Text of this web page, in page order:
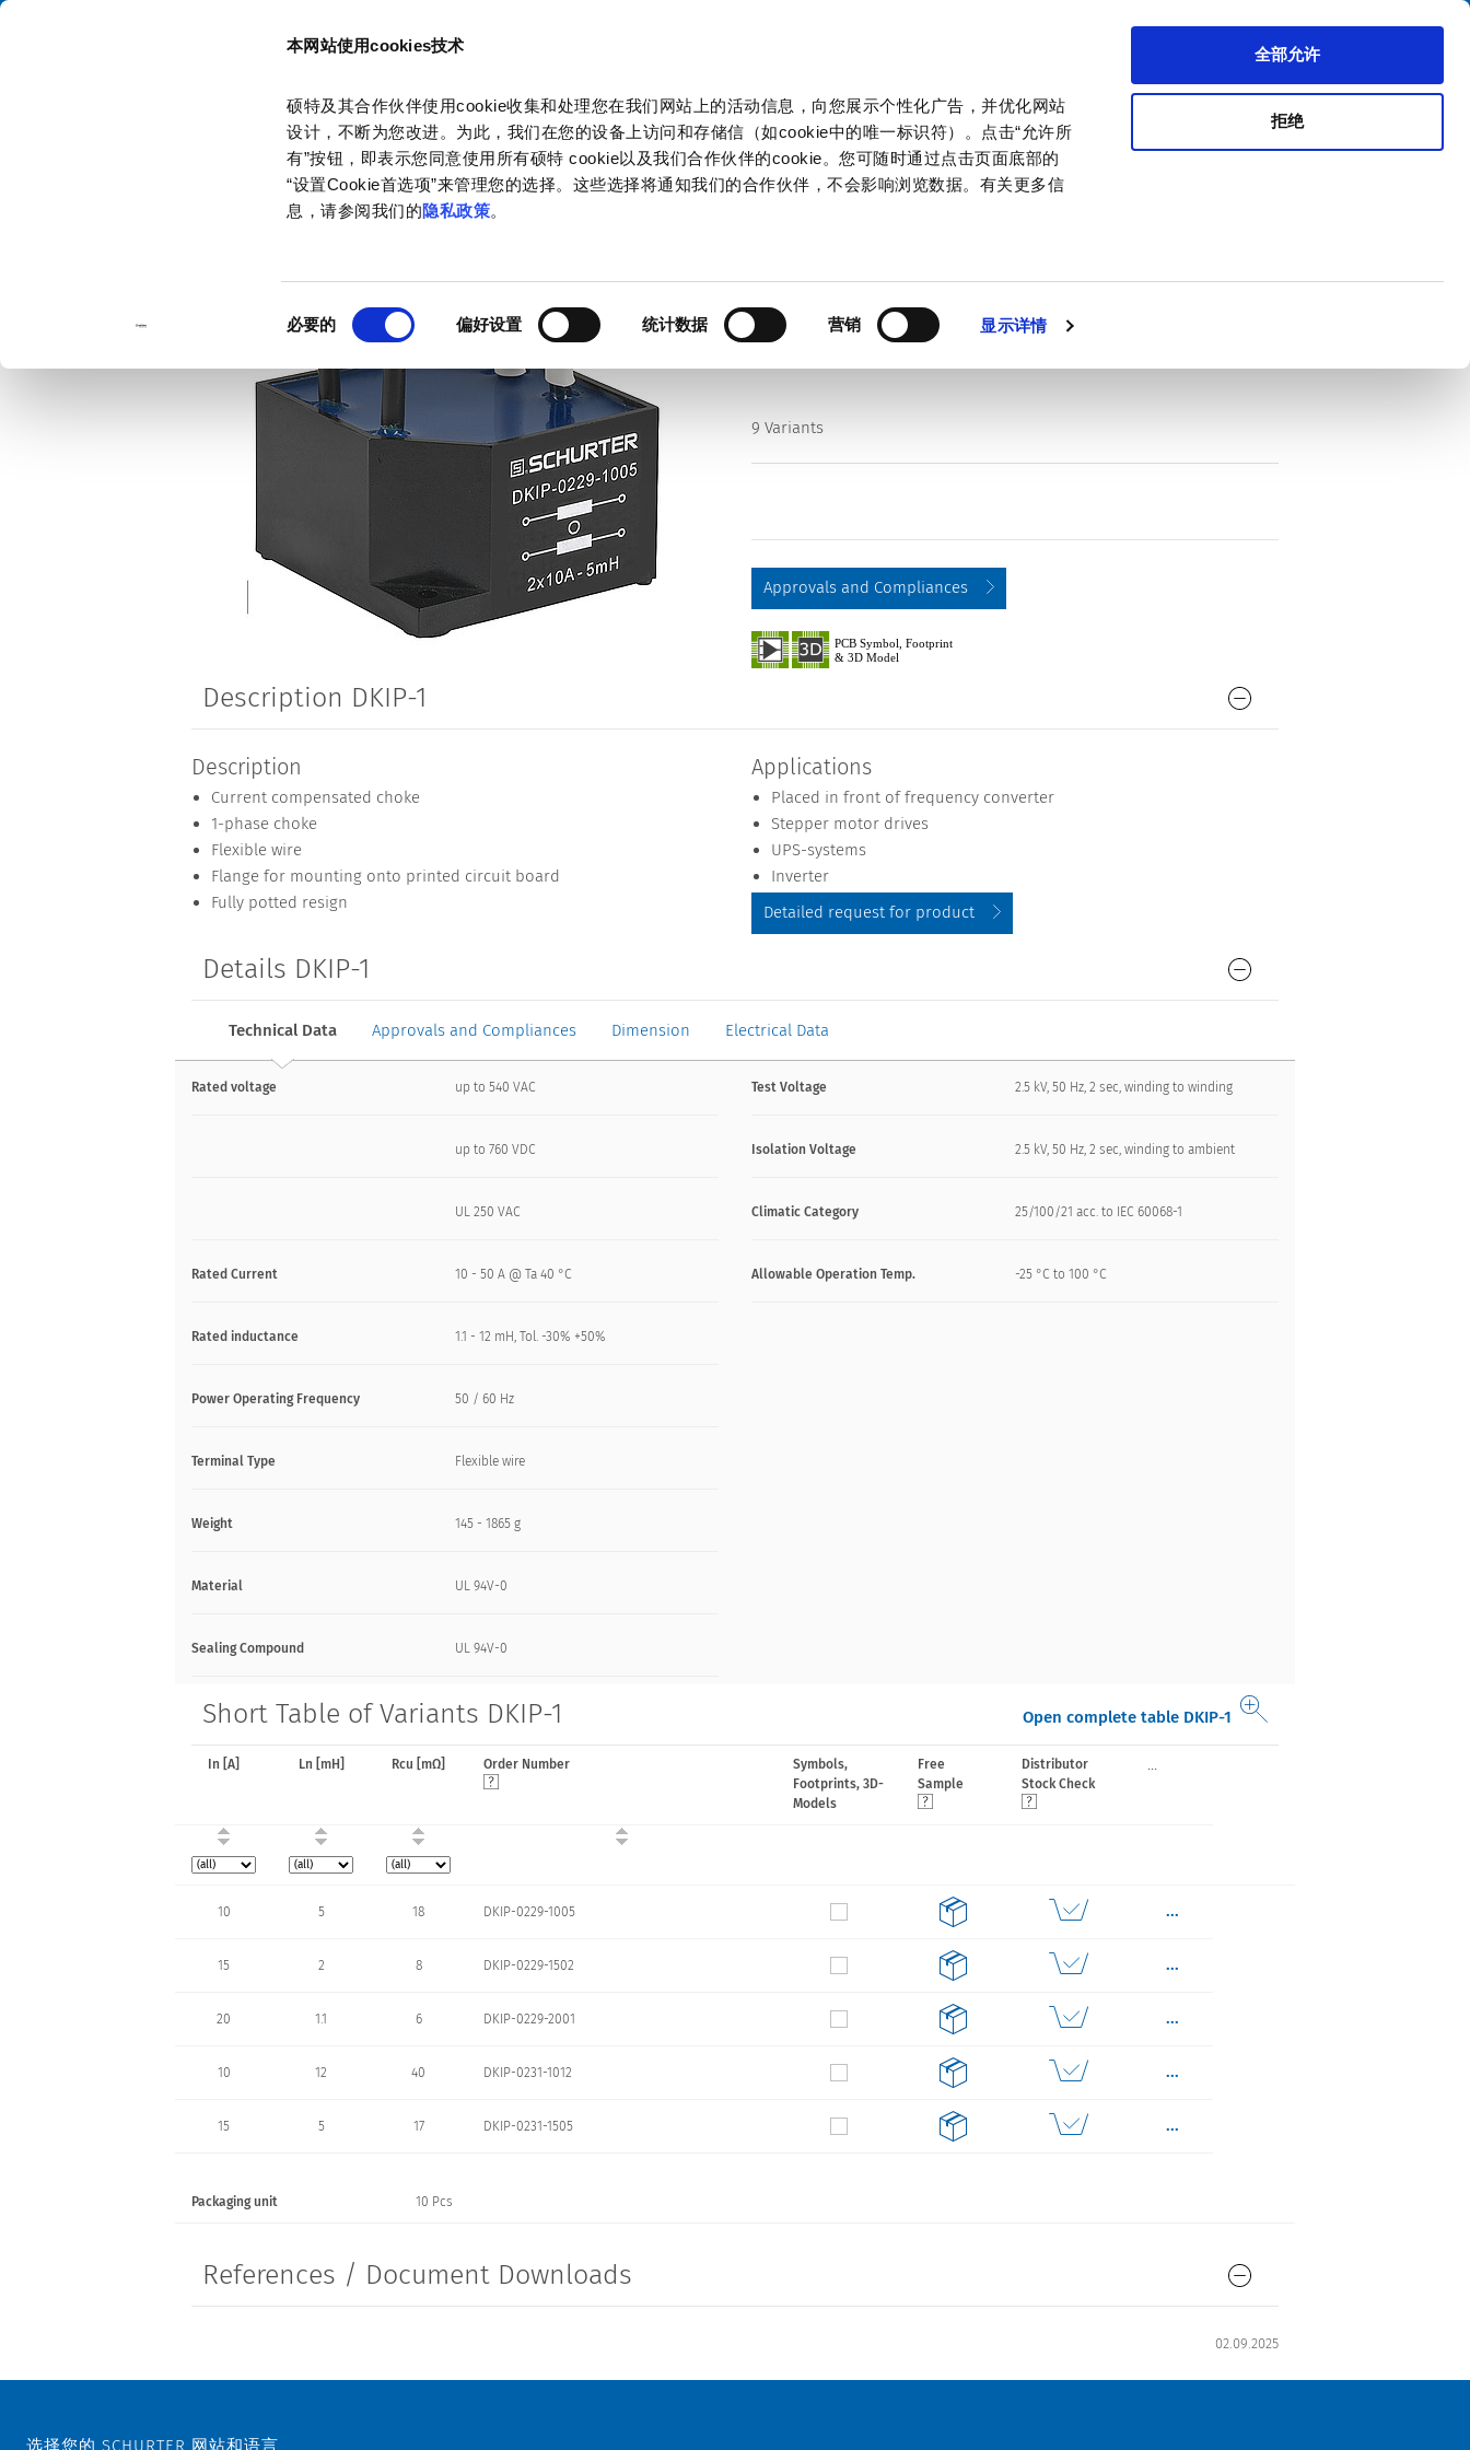
本网站使用cookies技术
硕特及其合作伙伴使用cookie收集和处理您在我们网站上的活动信息，向您展示个性化广告，并优化网站
设计，不断为您改进。为此，我们在您的设备上访问和存储信（如cookie中的唯一标识符）。点击“允许所
有”按钮，即表示您同意使用所有硕特 cookie以及我们合作伙伴的cookie。您可随时通过点击页面底部的
“设置Cookie首选项”来管理您的选择。这些选择将通知我们的合作伙伴，不会影响浏览数据。有关更多信
息，请参阅我们的隐私政策。
意
择
必要的 偏好设置 统计数据 营销 显示详情
全部允许
拒绝
目录 联系我们
Suppression Chokes DKIP-1
Series
9 Variants
Approvals and Compliances
Description DKIP-1
Description
Current compensated choke
1-phase choke
Flexible wire
Flange for mounting onto printed circuit board
Fully potted resign
Applications
Placed in front of frequency converter
Stepper motor drives
UPS-systems
Inverter
Detailed request for product
Details DKIP-1
Technical Data Approvals and Compliances Dimension Electrical Data
Rated voltage up to 540 VAC
up to 760 VDC
UL 250 VAC
Rated Current 10 - 50 A @ Ta 40 °C
Rated inductance 1.1 - 12 mH, Tol. -30% +50%
Power Operating Frequency 50 / 60 Hz
Terminal Type Flexible wire
Weight 145 - 1865 g
Material UL 94V-0
Sealing Compound UL 94V-0
Test Voltage 2.5 kV, 50 Hz, 2 sec, winding to winding
Isolation Voltage 2.5 kV, 50 Hz, 2 sec, winding to ambient
Climatic Category 25/100/21 acc. to IEC 60068-1
Allowable Operation Temp. -25 °C to 100 °C
Short Table of Variants DKIP-1 Open complete table DKIP-1
In [A] Ln [mH] Rcu [mΩ] Order Number
Symbols,
Footprints, 3D-
Models
Free
Sample
Distributor
Stock Check
...
10 5 18 DKIP-0229-1005 ...
15 2 8 DKIP-0229-1502 ...
20 1.1 6 DKIP-0229-2001 ...
10 12 40 DKIP-0231-1012 ...
15 5 17 DKIP-0231-1505 ...
40 3 6 DKIP-0233-4003
Packaging unit 10 Pcs
References / Document Downloads
02.09.2025
选择您的 SCHURTER 网站和语言